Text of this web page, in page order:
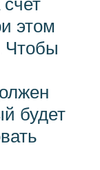
этом
Чтобы
будет